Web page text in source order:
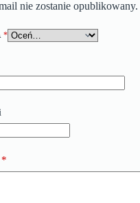
nie zostanie opublikowany.
*
*